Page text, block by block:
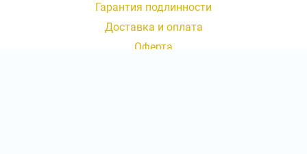
Гарантия подлинности
Доставка и оплата
Оферта